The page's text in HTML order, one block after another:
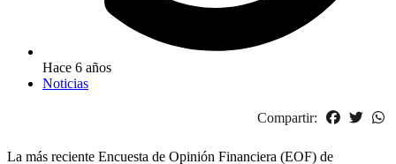
Hace 6 años
Noticias
Compartir:
La más reciente Encuesta de Opinión Financiera (EOF) de